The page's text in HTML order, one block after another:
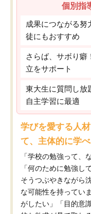
個別指
成果につながる努
徒にもおすすめ
さらば、サボり癖
立をサポート
東大生に質問し放
自主学習に最適
学びを愛する人
て、主体的に学
「学校の勉強って、
「何のために勉強し
そうつぶやきながら
な可能性を持ってい
がしたい」「目的意